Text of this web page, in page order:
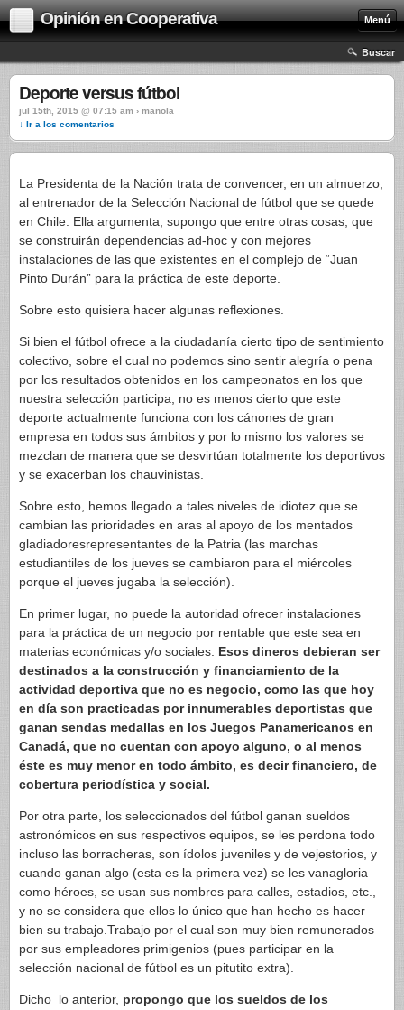
Opinión en Cooperativa Menú
Buscar
Deporte versus fútbol
jul 15th, 2015 @ 07:15 am › manola
↓ Ir a los comentarios
La Presidenta de la Nación trata de convencer, en un almuerzo,
al entrenador de la Selección Nacional de fútbol que se quede
en Chile. Ella argumenta, supongo que entre otras cosas, que
se construirán dependencias ad-hoc y con mejores
instalaciones de las que existentes en el complejo de “Juan
Pinto Durán” para la práctica de este deporte.
Sobre esto quisiera hacer algunas reflexiones.
Si bien el fútbol ofrece a la ciudadanía cierto tipo de sentimiento
colectivo, sobre el cual no podemos sino sentir alegría o pena
por los resultados obtenidos en los campeonatos en los que
nuestra selección participa, no es menos cierto que este
deporte actualmente funciona con los cánones de gran
empresa en todos sus ámbitos y por lo mismo los valores se
mezclan de manera que se desvirtúan totalmente los deportivos
y se exacerban los chauvinistas.
Sobre esto, hemos llegado a tales niveles de idiotez que se
cambian las prioridades en aras al apoyo de los mentados
gladiadoresrepresentantes de la Patria (las marchas
estudiantiles de los jueves se cambiaron para el miércoles
porque el jueves jugaba la selección).
En primer lugar, no puede la autoridad ofrecer instalaciones
para la práctica de un negocio por rentable que este sea en
materias económicas y/o sociales. Esos dineros debieran ser
destinados a la construcción y financiamiento de la
actividad deportiva que no es negocio, como las que hoy
en día son practicadas por innumerables deportistas que
ganan sendas medallas en los Juegos Panamericanos en
Canadá, que no cuentan con apoyo alguno, o al menos
éste es muy menor en todo ámbito, es decir financiero, de
cobertura periodística y social.
Por otra parte, los seleccionados del fútbol ganan sueldos
astronómicos en sus respectivos equipos, se les perdona todo
incluso las borracheras, son ídolos juveniles y de vejestorios, y
cuando ganan algo (esta es la primera vez) se les vanagloria
como héroes, se usan sus nombres para calles, estadios, etc.,
y no se considera que ellos lo único que han hecho es hacer
bien su trabajo.Trabajo por el cual son muy bien remunerados
por sus empleadores primigenios (pues participar en la
selección nacional de fútbol es un pitutito extra).
Dicho lo anterior, propongo que los sueldos de los